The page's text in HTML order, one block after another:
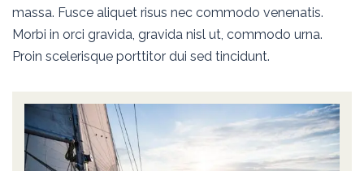
massa. Fusce aliquet risus nec commodo venenatis.
Morbi in orci gravida, gravida nisl ut, commodo urna.
Proin scelerisque porttitor dui sed tincidunt.